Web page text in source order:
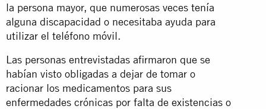
la persona mayor, que numerosas veces tenía
alguna discapacidad o necesitaba ayuda para
utilizar el teléfono móvil.
Las personas entrevistadas afirmaron que se
habían visto obligadas a dejar de tomar o
racionar los medicamentos para sus
enfermedades crónicas por falta de existencias o